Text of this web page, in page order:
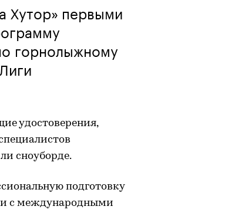
Хутор» первыми
горнолыжному
удостоверения,
сноуборде.
подготовку
с международными